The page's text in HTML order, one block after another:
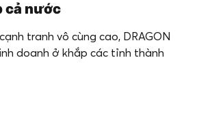
cả nước
tranh vô cùng cao, DRAGON
doanh ở khắp các tỉnh thành